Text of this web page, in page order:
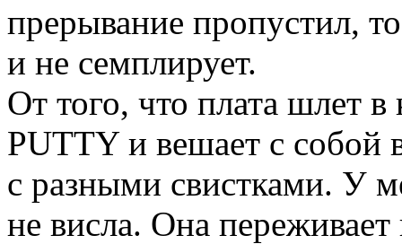
прерывание пропустил,
и не семплирует.
От того, что плата шлет
PUTTY и вешает с собой
с разными свистками. У
не висла. Она